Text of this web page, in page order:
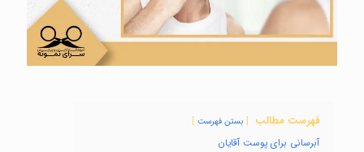
فهرست مطالب بستن فهرست
آبرسانی برای پوست آقایان